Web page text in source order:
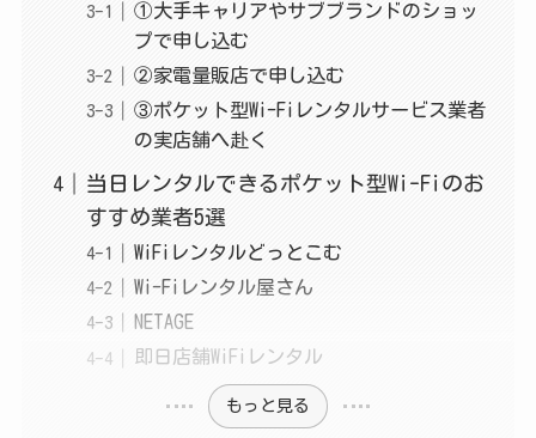
①大手キャリアやサブブランドのショッ
プで申し込む
②家電量販店で申し込む
③ポケット型Wi-Fiレンタルサービス業者
の実店舗へ赴く
当日レンタルできるポケット型Wi-Fiのお
すすめ業者5選
WiFiレンタルどっとこむ
Wi-Fiレンタル屋さん
NETAGE
即日店舗WiFiレンタル
もっと見る